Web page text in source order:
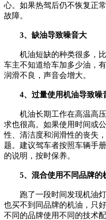
心。如果热驾后仍不恢复正
故障。
3、缺油导致噪音大
机油短缺的种类很多，比
车主不知道给车加多少油，
润滑不良，声音会增大。
4、过量使用机油导致噪
机油长期工作在高温高压
求也很高。如果使用时间或
性、清洁度和润滑性的丧失
题。建议驾车者按照车辆手
的说明，按时保养。
5、混合使用不同品牌的
跑了一段时间发现机油灯
也买不到同品牌的机油，只
不同的品牌使用不同的技术